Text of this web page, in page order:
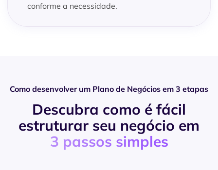
conforme a necessidade.
Como desenvolver um Plano de Negócios em 3 etapas
Descubra como é fácil
estruturar seu negócio em
3 passos simples